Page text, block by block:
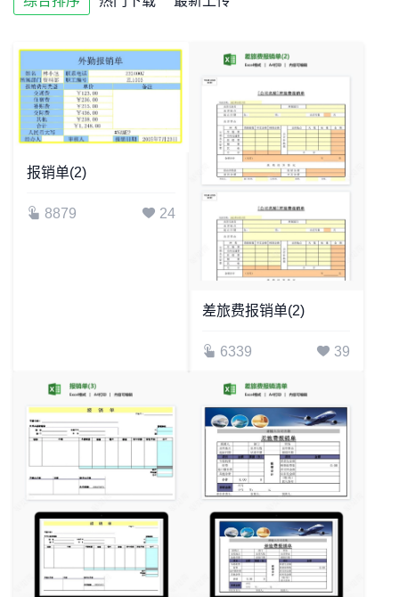
报销单(2)
8879 24
差旅费报销单(2)
6339 39